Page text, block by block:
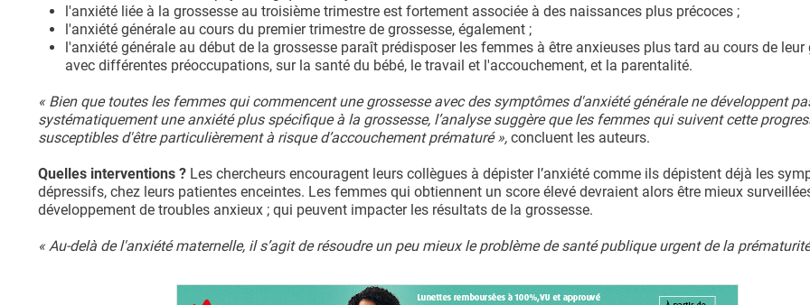
l'anxiété liée à la grossesse au troisième trimestre est fortement associée à des naissances plus précoces ;
l'anxiété générale au cours du premier trimestre de grossesse, également ;
l'anxiété générale au début de la grossesse paraît prédisposer les femmes à être anxieuses plus tard au cours de leur
avec différentes préoccupations, sur la santé du bébé, le travail et l'accouchement, et la parentalité.
« Bien que toutes les femmes qui commencent une grossesse avec des symptômes d'anxiété générale ne développent
systématiquement une anxiété plus spécifique à la grossesse, l’analyse suggère que les femmes qui suivent cette
susceptibles d'être particulièrement à risque d’accouchement prématuré », concluent les auteurs.
Quelles interventions ? Les chercheurs encouragent leurs collègues à dépister l’anxiété comme ils dépistent déjà les
dépressifs, chez leurs patientes enceintes. Les femmes qui obtiennent un score élevé devraient alors être mieux
développement de troubles anxieux ; qui peuvent impacter les résultats de la grossesse.
« Au-delà de l'anxiété maternelle, il s’agit de résoudre un peu mieux le problème de santé publique urgent de la